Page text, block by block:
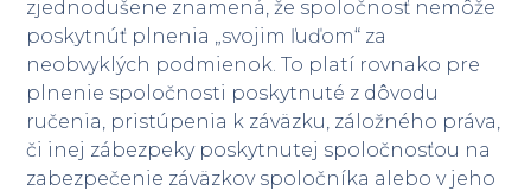
zjednodušene znamená, že spoločnosť nemôže
poskytnúť plnenia „svojim ľuďom“ za
neobvyklých podmienok. To platí rovnako pre
plnenie spoločnosti poskytnuté z dôvodu
ručenia, pristúpenia k záväzku, záložného práva,
či inej zábezpeky poskytnutej spoločnosťou na
zabezpečenie záväzkov spoločníka alebo v jeho